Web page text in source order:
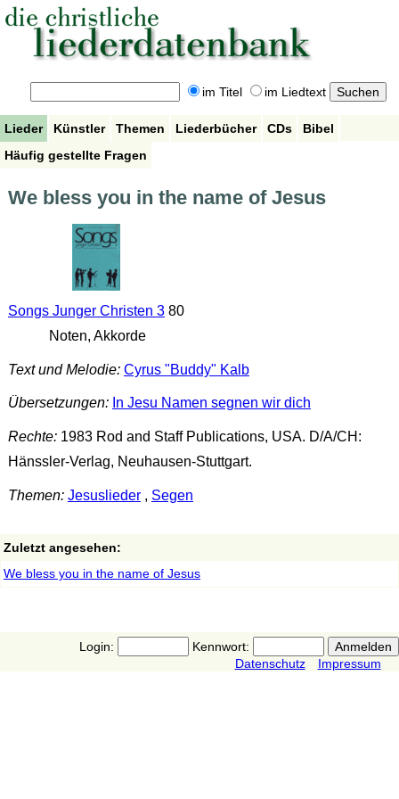
im Titel im Liedtext
Lieder Künstler Themen Liederbücher CDs
Bibel
Häufig gestellte Fragen
We bless you in the name of Jesus
Songs Junger Christen 380
Noten, Akkorde
Text und Melodie: Cyrus "Buddy" Kalb
Übersetzungen: In Jesu Namen segnen wir dich
Rechte:1983 Rod and Staff Publications, USA. D/A/CH:
Hänssler-Verlag, Neuhausen-Stuttgart.
Themen: Jesuslieder, Segen
Zuletzt angesehen:
We bless you in the name of Jesus
Login:
Kennwort:
Datenschutz
Impressum